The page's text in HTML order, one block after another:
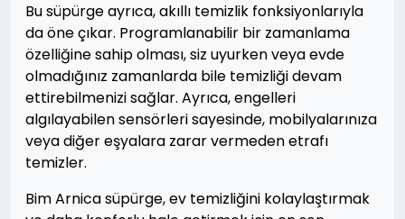
Bu süpürge ayrıca, akıllı temizlik fonksiyonlarıyla
da öne çıkar. Programlanabilir bir zamanlama
özelliğine sahip olması, siz uyurken veya evde
olmadığınız zamanlarda bile temizliği devam
ettirebilmenizi sağlar. Ayrıca, engelleri
algılayabilen sensörleri sayesinde, mobilyalarınıza
veya diğer eşyalara zarar vermeden etrafı
temizler.
Bim Arnica süpürge, ev temizliğini kolaylaştırmak